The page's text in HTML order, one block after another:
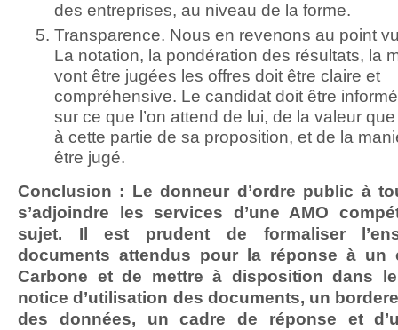
des entreprises, au niveau de la forme.
Transparence. Nous en revenons au point
La notation, la pondération des résultats, la
vont être jugées les offres doit être claire et
compréhensive. Le candidat doit être
sur ce que l’on attend de lui, de la valeur que
à cette partie de sa proposition, et de la
être jugé.
Conclusion : Le donneur d’ordre public à
s’adjoindre les services d’une AMO
sujet. Il est prudent de formaliser
documents attendus pour la réponse à un
Carbone et de mettre à disposition dans
notice d’utilisation des documents, un
des données, un cadre de réponse et